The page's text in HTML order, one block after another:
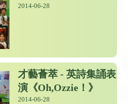
2014-06-28
才藝薈萃 - 英詩集誦表
演《Oh,Ozzie！》
2014-06-28